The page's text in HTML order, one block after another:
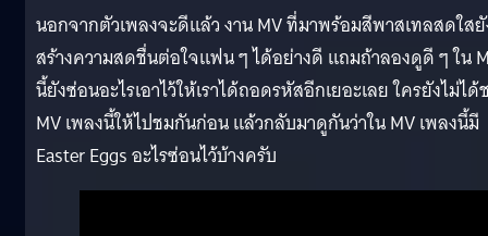
นอกจากตัวเพลงจะดีแล้ว งาน MV ที่มาพร้อมสีพาสเทลสดใส
สร้างความสดชื่นต่อใจแฟน ๆ ได้อย่างดี แถมถ้าลองดูดี ๆ ใน
นี้ยังซ่อนอะไรเอาไว้ให้เราได้ถอดรหัสอีกเยอะเลย ใครยังไม่ได้
MV เพลงนี้ให้ไปชมกันก่อน แล้วกลับมาดูกันว่าใน MV เพลงนี้มี
Easter Eggs อะไรซ่อนไว้บ้างครับ